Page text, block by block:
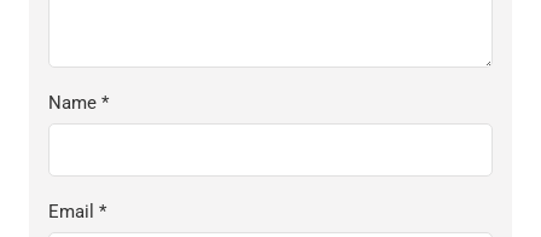
Name *
Email *